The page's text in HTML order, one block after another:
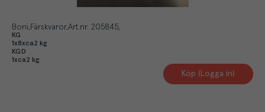
Boni Färskvaror Art.nr. 205845
KG
1x8xca2 kg
KGD
1xca2 kg
Köp (Logga in)